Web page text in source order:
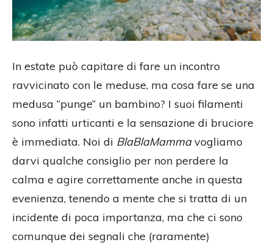
In estate può capitare di fare un incontro
ravvicinato con le meduse, ma cosa fare se una
medusa “punge” un bambino? I suoi filamenti
sono infatti urticanti e la sensazione di bruciore
è immediata. Noi di BlaBlaMammavogliamo
darvi qualche consiglio per non perdere la
calma e agire correttamente anche in questa
evenienza, tenendo a mente che si tratta di un
incidente di poca importanza, ma che ci sono
comunque dei segnali che (raramente)